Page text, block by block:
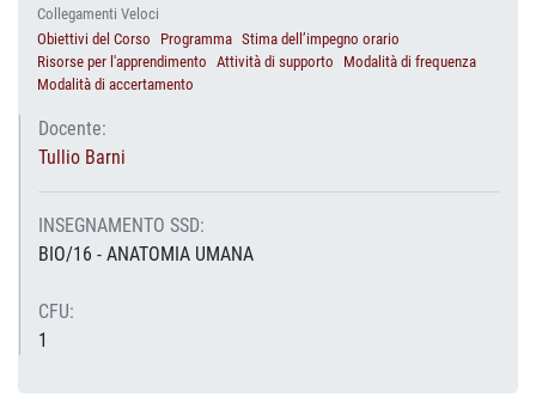
Collegamenti Veloci
Obiettivi del Corso
Programma Stima dell’impegno orario
Risorse per l'apprendimento Attività di supporto
Modalità di frequenza
Modalità di accertamento
Docente:
Tullio Barni
INSEGNAMENTO SSD:
BIO/16 - ANATOMIA UMANA
CFU:
1